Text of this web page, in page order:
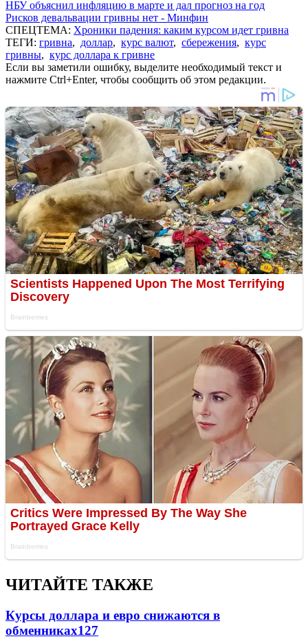
НБУ объяснил инфляцию в марте и дал прогноз на год
Рисков девальвации гривны нет - Минфин
СПЕЦТЕМА: Хроники падения: каким курсом идет гривна
ТЕГИ: гривна, доллар, курс валют, сбережения, курс
гривны, курс доллара к гривне
Если вы заметили ошибку, выделите необходимый текст и
нажмите Ctrl+Enter, чтобы сообщить об этом редакции.
ЧИТАЙТЕ ТАКЖЕ
Курсы доллара и евро снижаются в
обменниках127